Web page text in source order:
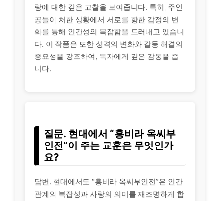
랑에 대한 깊은 고찰을 보여줍니다. 특히, 주인
공들이 처한 상황에서 서로를 향한 감정의 변
화를 통해 인간성의 복잡함을 드러내고 있습니
다. 이 작품은 또한 성격의 변화와 갈등 해결의
중요성을 강조하여, 독자에게 깊은 감동을 줍
니다.
질문. 현대에서 “홍비라 옥씨부
인전”이 주는 교훈은 무엇인가
요?
답변. 현대에서도 “홍비라 옥씨부인전”은 인간
관계의 복잡성과 사랑의 의미를 재조명하게 합